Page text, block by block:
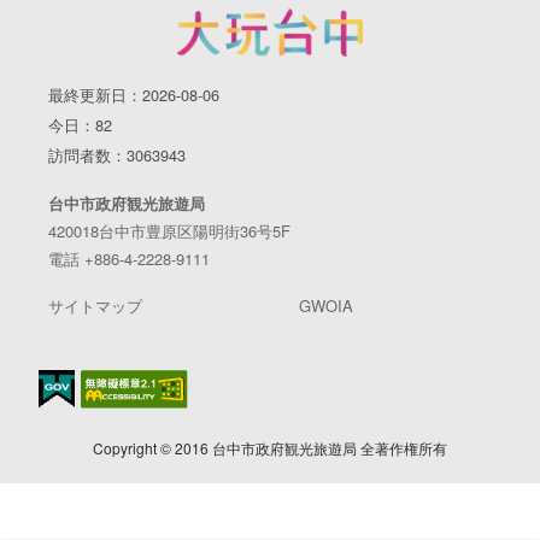
最終更新日：2026-08-06
今日：82
訪問者数：3063943
台中市政府観光旅遊局
420018台中市豊原区陽明街36号5F
電話 +886-4-2228-9111
サイトマップ GWOIA
Copyright © 2016 台中市政府観光旅遊局 全著作権所有